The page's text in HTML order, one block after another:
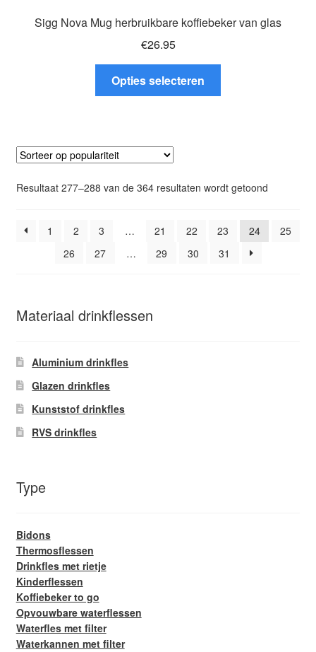
Sigg Nova Mug herbruikbare koffiebeker van glas
€26.95
Opties selecteren
kan
worden
op
Resultaat 277–288 van de 364 resultaten wordt getoond
populariteit
1
2 3 … 21 22 23 24
25
26
27 … 29 30 31
Materiaal drinkflessen
Aluminium drinkfles
Glazen drinkfles
Kunststof drinkfles
RVS drinkfles
Type
Bidons
Thermosflessen
Drinkfles met rietje
Kinderflessen
Koffiebeker to go
Opvouwbare waterflessen
Waterfles met filter
Waterkannen met filter